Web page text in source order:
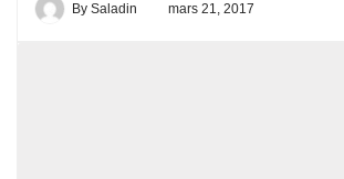
By Saladin mars 21, 2017